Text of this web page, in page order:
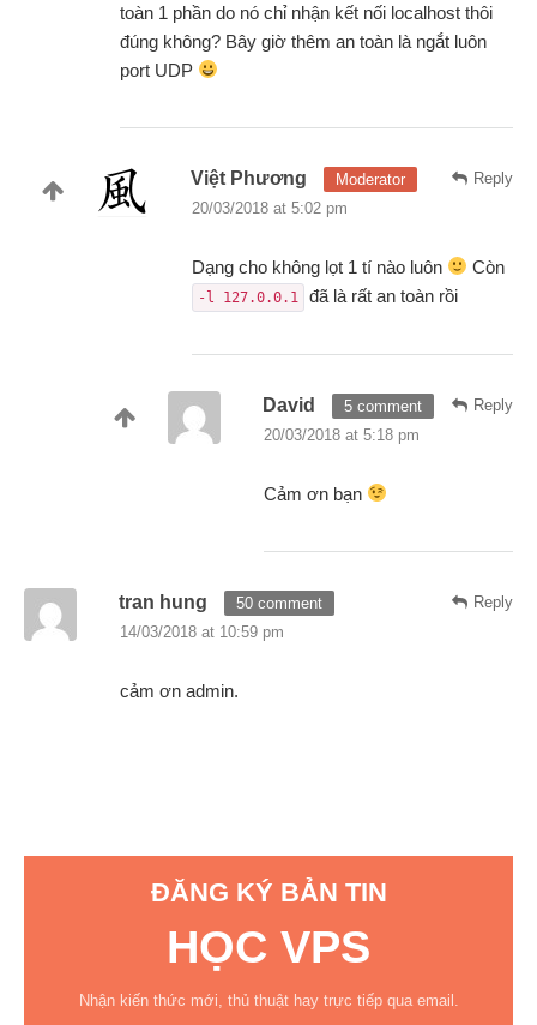
toàn 1 phần do nó chỉ nhận kết nối localhost thôi
đúng không? Bây giờ thêm an toàn là ngắt luôn
port UDP
Reply
Việt Phương
Moderator
20/03/2018 at 5:02 pm
Dạng cho không lọt 1 tí nào luôn Còn
-l 127.0.0.1 đã là rất an toàn rồi
Reply
David
5 comment
20/03/2018 at 5:18 pm
Cảm ơn bạn
Reply
tran hung
50 comment
14/03/2018 at 10:59 pm
cảm ơn admin.
ĐĂNG KÝ BẢN TIN
HỌC VPS
Nhận kiến thức mới, thủ thuật hay trực tiếp qua email.